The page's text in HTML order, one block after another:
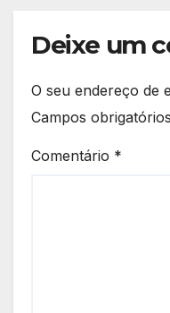
Deixe um
O seu endereço de
Campos
Comentário *